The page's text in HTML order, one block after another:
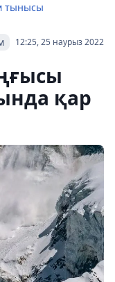
тынысы
12:25, 25 наурыз 2022
қар